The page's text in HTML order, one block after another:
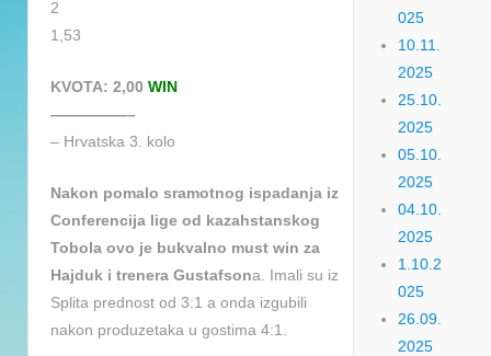
2
1,53
KVOTA: 2,00 WIN
—————–
– Hrvatska 3. kolo
Nakon pomalo sramotnog ispadanja iz
Conferencija lige od kazahstanskog
Tobola ovo je bukvalno must win za
Hajduk i trenera Gustafsona. Imali su iz
Splita prednost od 3:1 a onda izgubili
nakon produzetaka u gostima 4:1.
025
10.11.
2025
25.10.
2025
05.10.
2025
04.10.
2025
1.10.2
025
26.09.
2025